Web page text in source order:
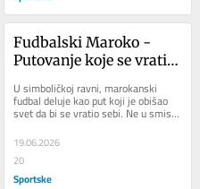
Fudbalski Maroko -
Putovanje koje se vratilo
U simboličkoj ravni, marokanski
fudbal deluje kao put koji je obišao
svet da bi se vratio sebi. Ne u smislu
spirala...
19.06.2026
20
Sportske